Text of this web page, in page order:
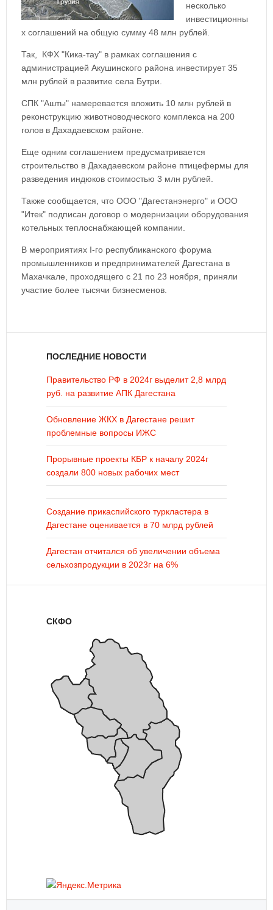
несколько
инвестиционны
х соглашений на общую сумму 48 млн рублей.
Так, КФХ "Кика-тау" в рамках соглашения с
администрацией Акушинского района инвестирует 35
млн рублей в развитие села Бутри.
СПК "Ашты" намеревается вложить 10 млн рублей в
реконструкцию животноводческого комплекса на 200
голов в Дахадаевском районе.
Еще одним соглашением предусматривается
строительство в Дахадаевском районе птицефермы для
разведения индюков стоимостью 3 млн рублей.
Также сообщается, что ООО "Дагестанэнерго" и ООО
"Итек" подписан договор о модернизации оборудования
котельных теплоснабжающей компании.
В мероприятиях I-го республиканского форума
промышленников и предпринимателей Дагестана в
Махачкале, проходящего с 21 по 23 ноября, приняли
участие более тысячи бизнесменов.
ПОСЛЕДНИЕ НОВОСТИ
Правительство РФ в 2024г выделит 2,8 млрд
руб. на развитие АПК Дагестана
Обновление ЖКХ в Дагестане решит
проблемные вопросы ИЖС
Прорывные проекты КБР к началу 2024г
создали 800 новых рабочих мест
Создание прикаспийского туркластера в
Дагестане оценивается в 70 млрд рублей
Дагестан отчитался об увеличении объема
сельхозпродукции в 2023г на 6%
СКФО